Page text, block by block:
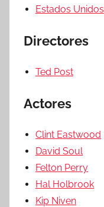
Estados Unidos
Directores
Ted Post
Actores
Clint Eastwood
David Soul
Felton Perry
Hal Holbrook
Kip Niven